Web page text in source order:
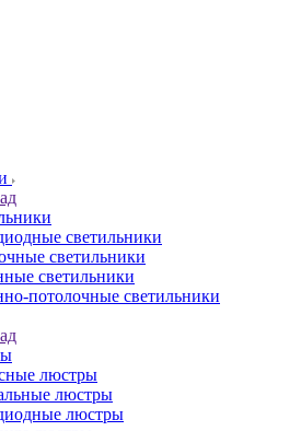
светильники
светильники
светильники
потолочные светильники
люстры
люстры
люстры